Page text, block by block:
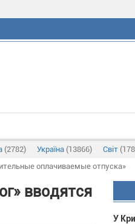
(2782) Україна (13866) Світ
оплачиваемые отпуска»
вводятся
У